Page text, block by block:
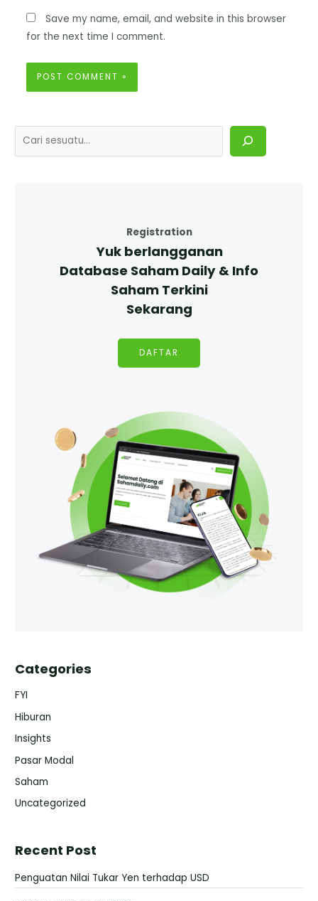
Save my name, email, and website in this browser
for the next time I comment.
Registration
Yuk berlangganan
Database Saham Daily & Info
Saham Terkini
Sekarang
DAFTAR
Categories
FYI
Hiburan
Insights
Pasar Modal
Saham
Uncategorized
Recent Post
Penguatan Nilai Tukar Yen terhadap USD